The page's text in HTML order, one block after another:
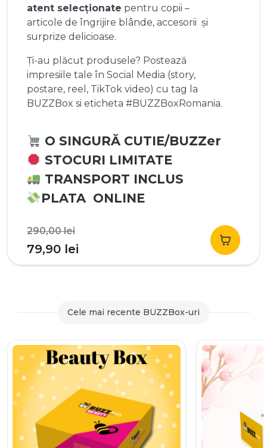
atent selecționate pentru copii –
articole de îngrijire blânde, accesorii și
surprize delicioase.
Ți-au plăcut produsele? Postează
impresiile tale în Social Media (story,
postare, reel, TikTok video) cu tag la
BUZZBox si eticheta #BUZZBoxRomania.
O SINGURĂ CUTIE/BUZZer
STOCURI LIMITATE
TRANSPORT INCLUS
PLATA ONLINE
290,00leiPrețul
inițial
a
290,00 lei.
79,90 lei
curent
79,90 lei.
Cele mai recente BUZZBox-uri